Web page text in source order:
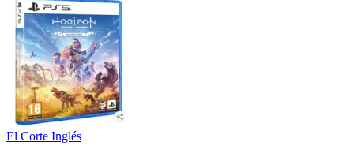
El Corte Inglés